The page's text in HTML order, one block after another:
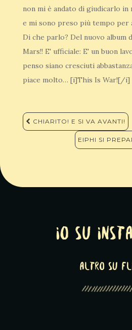
non mi è andato di giudicarlo in
e mi sono preso più tempo
Di che parlo? Del nuovo album
Mars!! E' ufficiale: E' un buon
penso siano cresciuti
piace molto… [i]This Is War![/i]
Navigazione
articoli
CHIARITO! E SI VA AVANTI!
EIPHI SI
Io su
altro su